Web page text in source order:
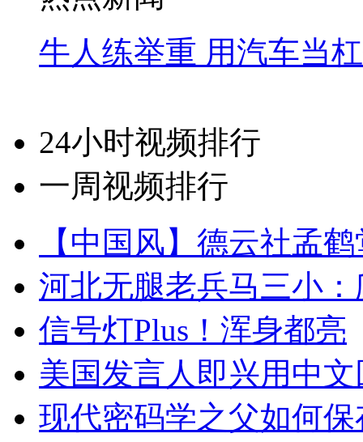
牛人练举重 用汽车当
24小时视频排行
一周视频排行
【中国风】德云社孟
河北无腿老兵马三小
信号灯Plus！浑身都亮
美国发言人即兴用中
现代密码学之父如何